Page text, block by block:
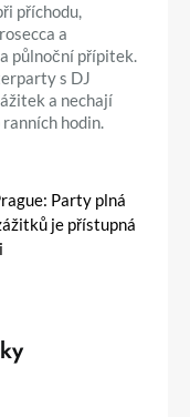
příchodu,
a
půlnoční přípitek.
s DJ
a nechají
hodin.